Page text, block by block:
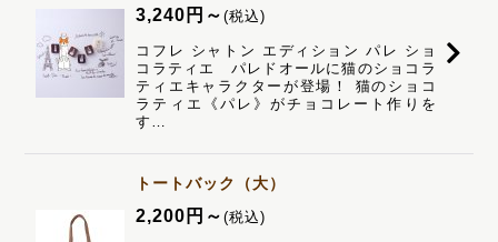
並び順:
絞り込む
3,240 円 ～(税込)
コフレ シャトン エディション パレ ショ
コラティエ パレドオールに猫のショコラ
ティエキャラクターが登場！ 猫のショコ
ラティエ《パレ》がチョコレート作りを
す…
トートバック（大）
2,200 円 ～(税込)